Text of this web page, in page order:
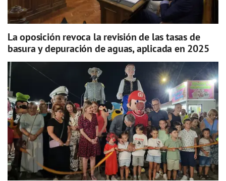
La oposición revoca la revisión de las tasas de
basura y depuración de aguas, aplicada en 2025